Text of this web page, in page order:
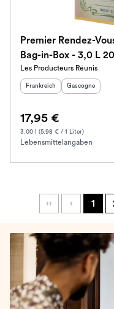
Premier Rendez-
Bag-in-Box - 3,0 L
Les Producteurs Réunis
Herkunftsland
Frankreich Herkunftsregion
Gascogne
17,95 €
3.00 l (5.98 € / 1 Liter)
Lebensmittelangaben
‹‹ ‹ 1